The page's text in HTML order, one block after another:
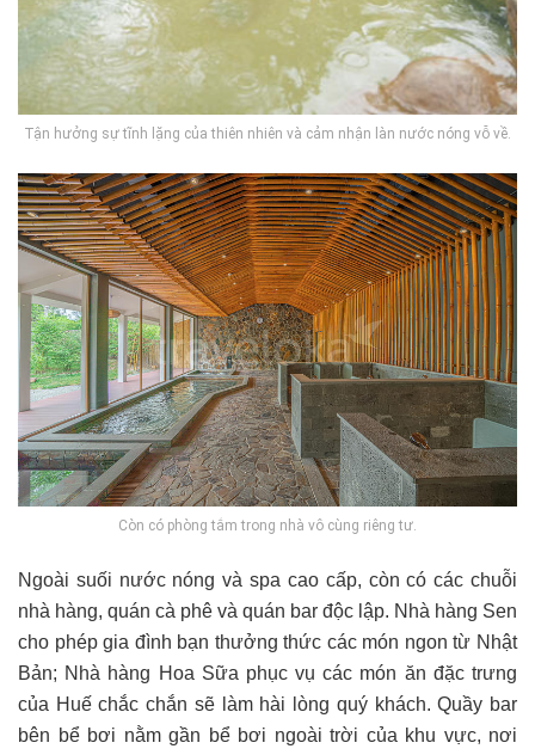
Tận hưởng sự tĩnh lặng của thiên nhiên và cảm nhận làn nước nóng vỗ về.
Còn có phòng tắm trong nhà vô cùng riêng tư.
Ngoài suối nước nóng và spa cao cấp, còn có các chuỗi
nhà hàng, quán cà phê và quán bar độc lập. Nhà hàng Sen
cho phép gia đình bạn thưởng thức các món ngon từ Nhật
Bản; Nhà hàng Hoa Sữa phục vụ các món ăn đặc trưng
của Huế chắc chắn sẽ làm hài lòng quý khách. Quầy bar
bên bể bơi nằm gần bể bơi ngoài trời của khu vực, nơi